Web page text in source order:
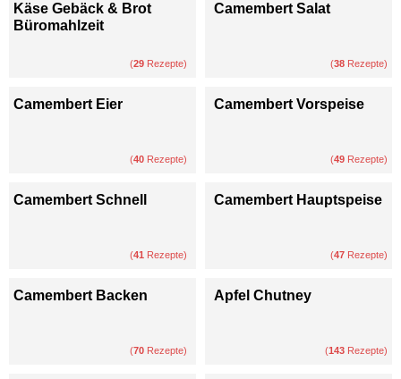
Käse Gebäck & Brot
Büromahlzeit
(29 Rezepte)
Camembert Salat
(38 Rezepte)
Camembert Eier
(40 Rezepte)
Camembert Vorspeise
(49 Rezepte)
Camembert Schnell
(41 Rezepte)
Camembert Hauptspeise
(47 Rezepte)
Camembert Backen
(70 Rezepte)
Apfel Chutney
(143 Rezepte)